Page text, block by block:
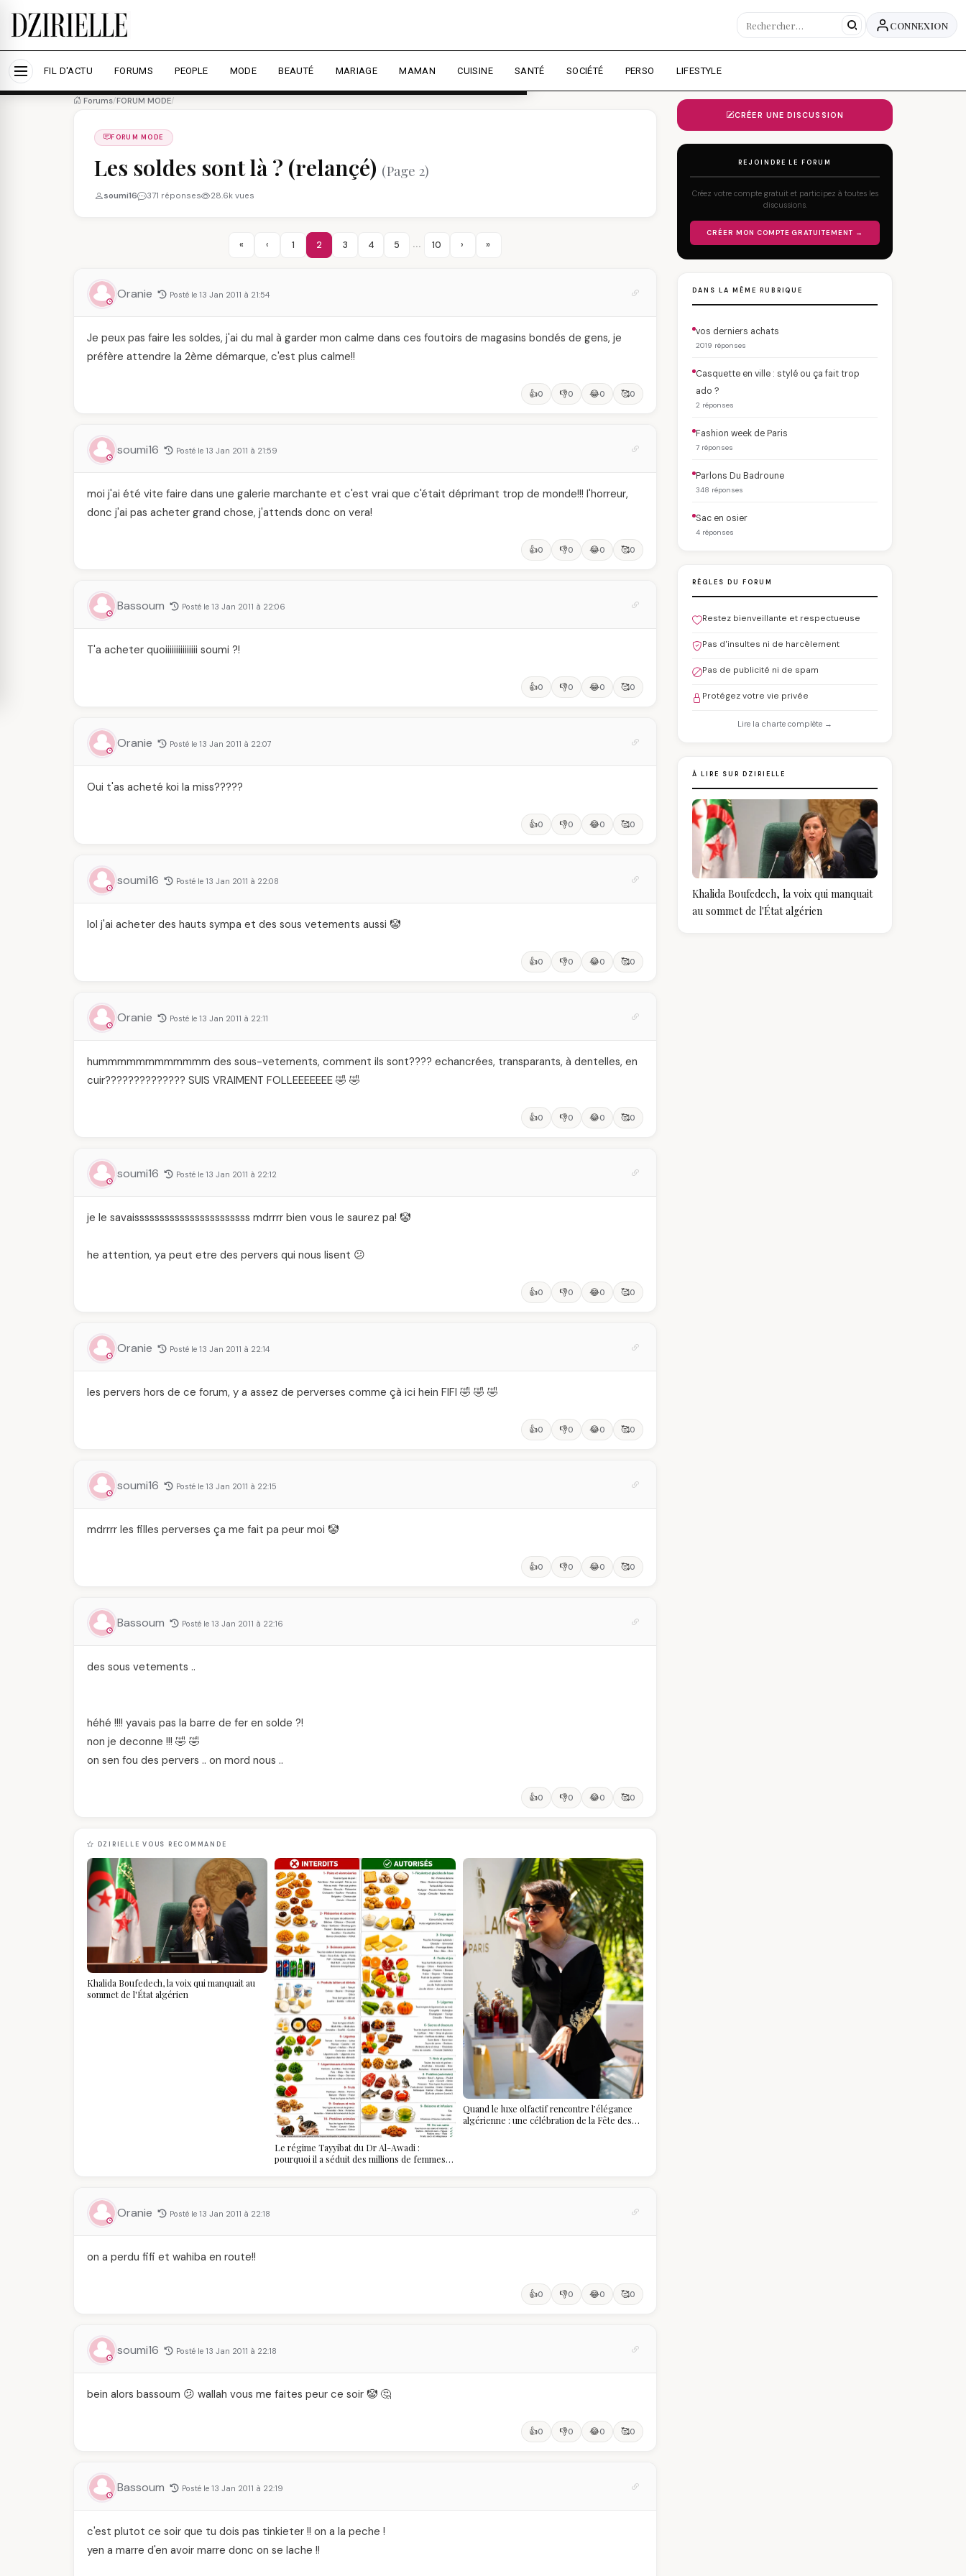
Nous utilisons des cookies pour améliorer votre expérience et mesurer l'audience.
Accepter tout Personnaliser
CONNEXION
FIL D'ACTU FORUMS PEOPLE MODE BEAUTÉ MARIAGE MAMAN CUISINE SANTÉ SOCIÉTÉ PERSO LIFESTYLE
Forums/FORUM MODE/
FORUM MODE
Les soldes sont là ? (relançé) (Page 2)
soumi16 371 réponses 28.6k vues
« ‹ 1 2 3 4 5 … 10 › »
Oranie Posté le 13 Jan 2011 à 21:54
Je peux pas faire les soldes, j'ai du mal à garder mon calme dans ces foutoirs de magasins bondés de gens, je
préfère attendre la 2ème démarque, c'est plus calme!!
👍0 👎0 😂0 🥰0
soumi16 Posté le 13 Jan 2011 à 21:59
moi j'ai été vite faire dans une galerie marchante et c'est vrai que c'était déprimant trop de monde!!! l'horreur,
donc j'ai pas acheter grand chose, j'attends donc on vera!
👍0 👎0 😂0 🥰0
Bassoum Posté le 13 Jan 2011 à 22:06
T'a acheter quoiiiiiiiiiiiiiii soumi ?!
👍0 👎0 😂0 🥰0
Oranie Posté le 13 Jan 2011 à 22:07
Oui t'as acheté koi la miss?????
👍0 👎0 😂0 🥰0
soumi16 Posté le 13 Jan 2011 à 22:08
lol j'ai acheter des hauts sympa et des sous vetements aussi 🤡
👍0 👎0 😂0 🥰0
Oranie Posté le 13 Jan 2011 à 22:11
hummmmmmmmmmmm des sous-vetements, comment ils sont???? echancrées, transparants, à dentelles, en
cuir?????????????? SUIS VRAIMENT FOLLEEEEEEE 🤣 🤣
👍0 👎0 😂0 🥰0
soumi16 Posté le 13 Jan 2011 à 22:12
je le savaisssssssssssssssssssssss mdrrrr bien vous le saurez pa! 🤡
he attention, ya peut etre des pervers qui nous lisent 😕
👍0 👎0 😂0 🥰0
Oranie Posté le 13 Jan 2011 à 22:14
les pervers hors de ce forum, y a assez de perverses comme çà ici hein FIFI 🤣 🤣 🤣
👍0 👎0 😂0 🥰0
soumi16 Posté le 13 Jan 2011 à 22:15
mdrrrr les filles perverses ça me fait pa peur moi 🤡
👍0 👎0 😂0 🥰0
Bassoum Posté le 13 Jan 2011 à 22:16
des sous vetements ..
héhé !!!! yavais pas la barre de fer en solde ?!
non je deconne !!! 🤣 🤣
on sen fou des pervers .. on mord nous ..
👍0 👎0 😂0 🥰0
DZIRIELLE VOUS RECOMMANDE
Khalida Boufedech, la voix qui manquait au
sommet de l'État algérien
Le régime Tayyibat du Dr Al-Awadi :
pourquoi il a séduit des millions de femmes
Quand le luxe olfactif rencontre l’élégance
algérienne : une célébration de la Fête des
Oranie Posté le 13 Jan 2011 à 22:18
on a perdu fifi et wahiba en route!!
👍0 👎0 😂0 🥰0
soumi16 Posté le 13 Jan 2011 à 22:18
bein alors bassoum 😕 wallah vous me faites peur ce soir 🤡 🤔
👍0 👎0 😂0 🥰0
Bassoum Posté le 13 Jan 2011 à 22:19
c'est plutot ce soir que tu dois pas tinkieter !! on a la peche !
yen a marre d'en avoir marre donc on se lache !!
CRÉER UNE DISCUSSION
REJOINDRE LE FORUM
Créez votre compte gratuit et participez à toutes les
discussions.
CRÉER MON COMPTE GRATUITEMENT →
DANS LA MÊME RUBRIQUE
vos derniers achats
2019 réponses
Casquette en ville : stylé ou ça fait trop
ado ?
2 réponses
Fashion week de Paris
7 réponses
Parlons Du Badroune
348 réponses
Sac en osier
4 réponses
RÈGLES DU FORUM
Restez bienveillante et respectueuse
Pas d'insultes ni de harcèlement
Pas de publicité ni de spam
Protégez votre vie privée
Lire la charte complète →
À LIRE SUR DZIRIELLE
Khalida Boufedech, la voix qui manquait
au sommet de l'État algérien